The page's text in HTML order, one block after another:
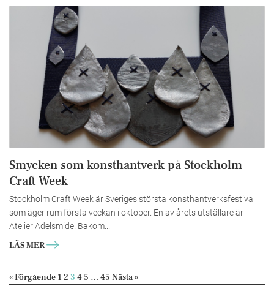
Smycken som konsthantverk på Stockholm
Craft Week
Stockholm Craft Week är Sveriges största konsthantverksfestival
som äger rum första veckan i oktober. En av årets utställare är
Atelier Ädelsmide. Bakom...
LÄS MER
« Förgående 1 2 3 45 … 45 Nästa »